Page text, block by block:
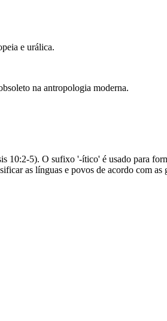
e urálica.
na antropologia moderna.
5). O sufixo '-ítico' é usado para
as línguas e povos de acordo com as